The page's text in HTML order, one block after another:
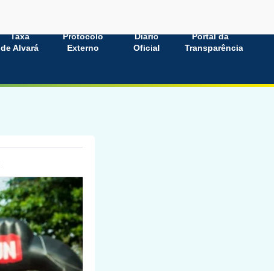
Taxa
de Alvará
Protocolo
Externo
Diário
Oficial
Portal da
Transparência